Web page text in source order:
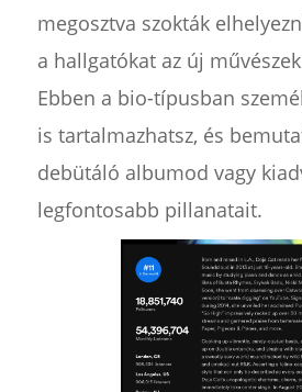
megosztva szokták
a hallgatókat az új
Ebben a bio-típusban
is tartalmazhatsz, és
debütáló albumod vagy
legfontosabb pillanatait.